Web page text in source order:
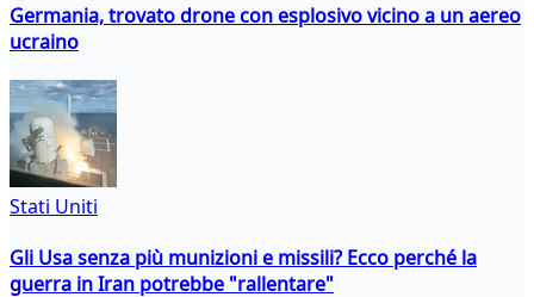
Germania, trovato drone con esplosivo vicino a un aereo
ucraino
Stati Uniti
Gli Usa senza più munizioni e missili? Ecco perché la
guerra in Iran potrebbe "rallentare"